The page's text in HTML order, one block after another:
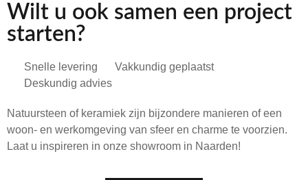
Wilt u ook samen een project
starten?
Snelle levering
Vakkundig geplaatst
Deskundig advies
Natuursteen of keramiek zijn bijzondere manieren of een
woon- en werkomgeving van sfeer en charme te voorzien.
Laat u inspireren in onze showroom in Naarden!